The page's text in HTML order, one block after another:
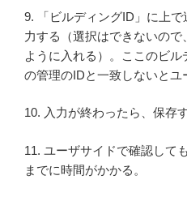
9. 「ビルディングID」に上
力する（選択はできないの
ように入れる）。ここのビ
の管理のIDと一致しないとユ
10. 入力が終わったら、保存す
11. ユーザサイドで確認して
までに時間がかかる。